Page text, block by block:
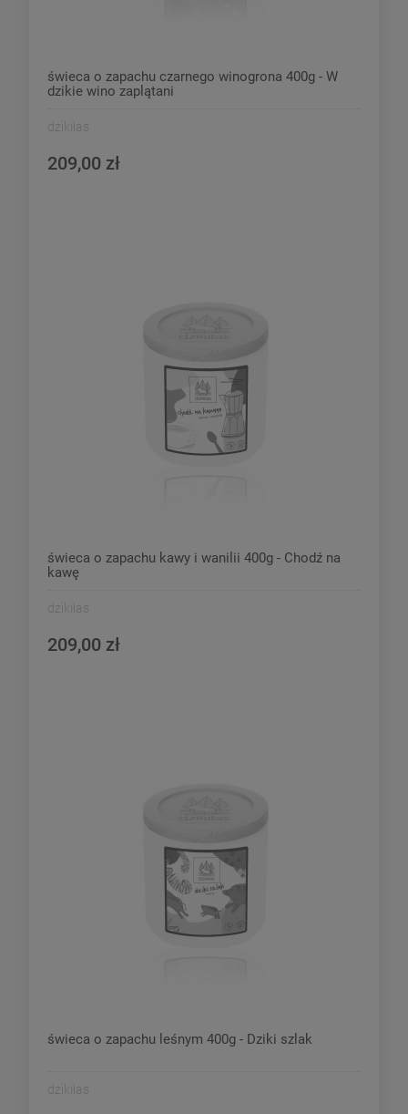
świeca o zapachu czarnego winogrona 400g - W
dzikie wino zaplątani
dzikilas
209,00 zł
świeca o zapachu kawy i wanilii 400g - Chodź na
kawę
dzikilas
209,00 zł
świeca o zapachu leśnym 400g - Dziki szlak
dzikilas